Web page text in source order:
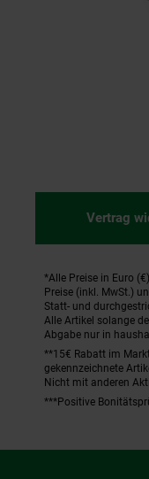
Vertrag
Fußnoten
*Alle Preise in Euro
Preise (inkl. MwSt.)
Statt- und
Alle Artikel solange
Abgabe nur in
**15€ Rabatt im
gekennzeichnete
Nicht mit anderen
***Positive